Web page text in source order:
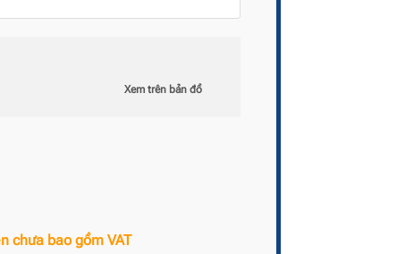
Xem trên bản đồ
chưa bao gồm VAT